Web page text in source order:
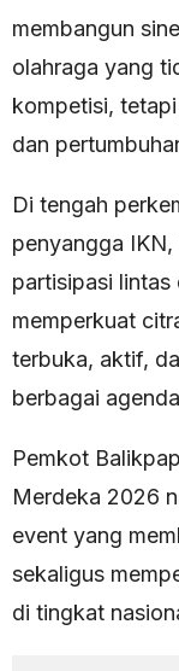
membangun
olahraga yang
kompetisi,
dan
Di tengah
penyangga
partisipasi lintas
memperkuat
terbuka, aktif,
berbagai
Pemkot
Merdeka 2026
event yang
sekaligus
di tingkat